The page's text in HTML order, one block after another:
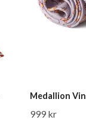
Medallion
999 kr